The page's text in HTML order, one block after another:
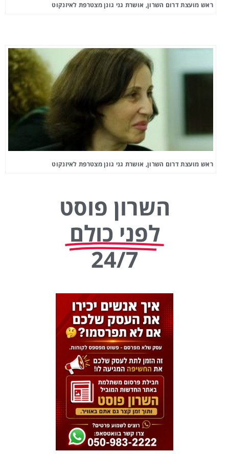
ראש מועצת דרום השרון, אושרת גני גונן מצטרפת לאיזנקוט
ראש מועצת דרום השרון, אושרת גני גונן מצטרפת לאיזנקוט
השרון פוסט
לפני כולם
24/7